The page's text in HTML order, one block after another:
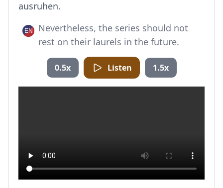
ausruhen.
Nevertheless, the series should not
rest on their laurels in the future.
0.5x Listen 1.5x